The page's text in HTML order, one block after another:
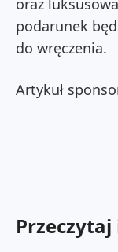
oraz
podarunek
do wręczenia.
Artykuł